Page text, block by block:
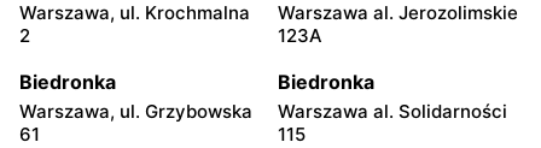
Warszawa, ul. Krochmalna
2
Warszawa al. Jerozolimskie
123A
Biedronka
Warszawa, ul. Grzybowska
61
Biedronka
Warszawa al. Solidarności
115